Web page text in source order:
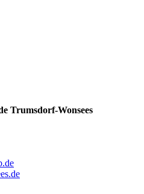
Trumsdorf-Wonsees